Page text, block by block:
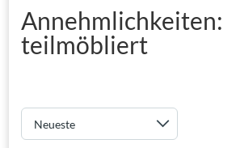
Annehmlichkeiten:
teilmöbliert